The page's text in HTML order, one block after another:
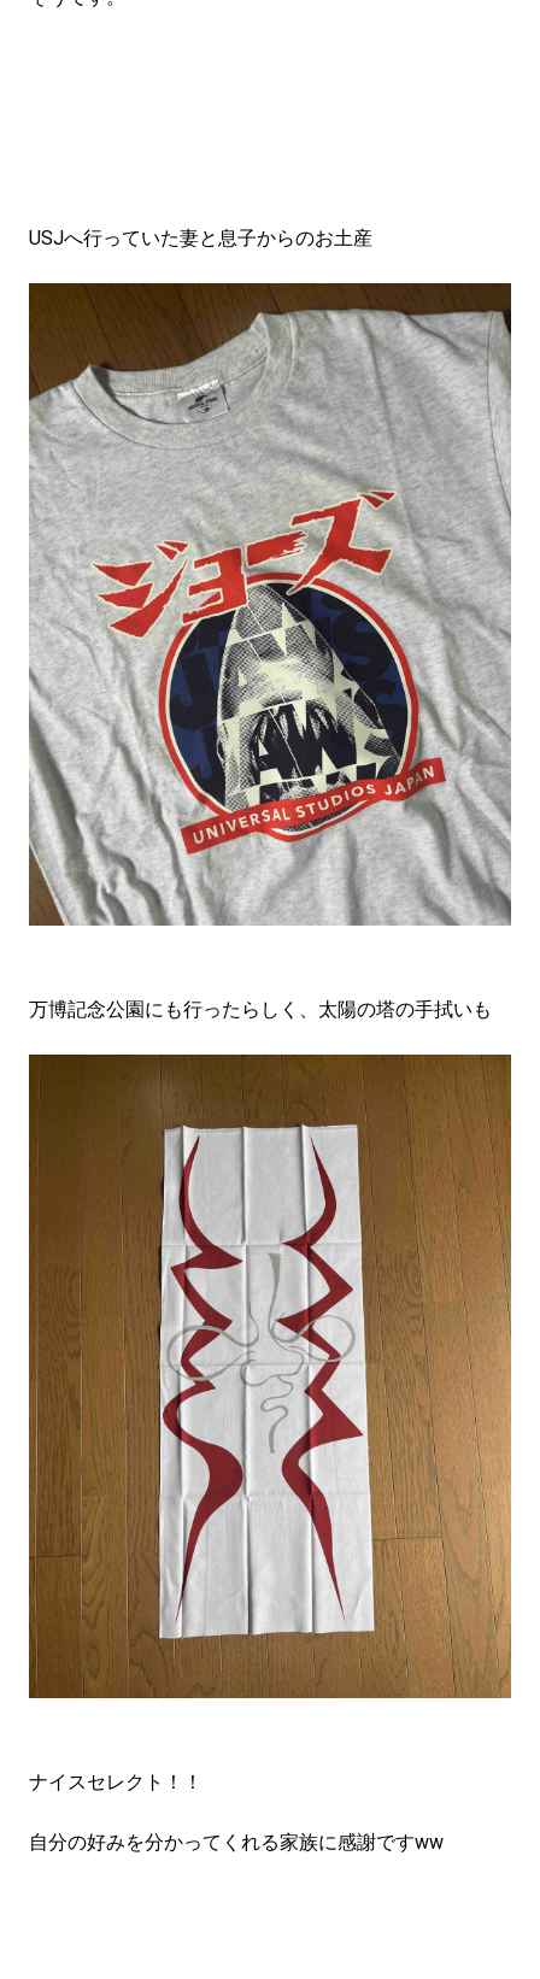
USJへ行っていた妻と息子からのお土産
万博記念公園にも行ったらしく、太陽の塔の手拭いも
ナイスセレクト！！
自分の好みを分かってくれる家族に感謝ですww